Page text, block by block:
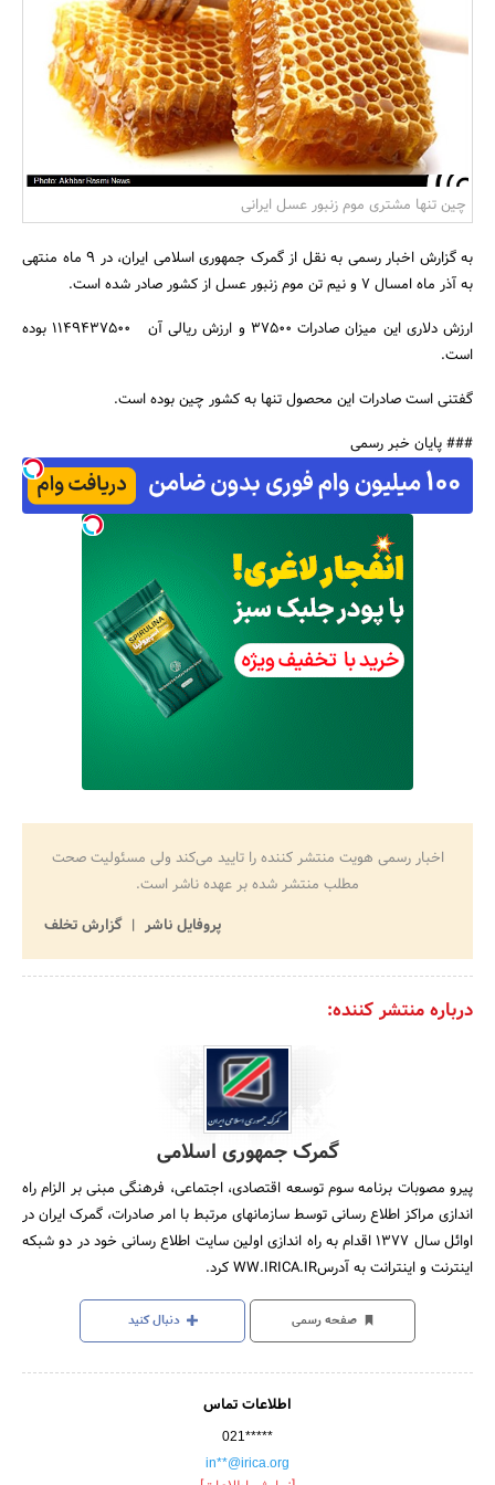
بانک، بیمه و سرمایه
مسکن و ساختمان
جستجو
چین تنها مشتری موم زنبور عسل ایرانی
به گزارش اخبار رسمی به نقل از گمرک جمهوری اسلامی ایران، در 9 ماه منتهی
به آذر ماه امسال 7 و نیم تن موم زنبور عسل از کشور صادر شده است.
ارزش دلاری این میزان صادرات 37500 و ارزش ریالی آن 1149437500 بوده
است.
گفتنی است صادرات این محصول تنها به کشور چین بوده است.
### پایان خبر رسمی
اخبار رسمی هویت منتشر کننده را تایید می‌کند ولی مسئولیت صحت
مطلب منتشر شده بر عهده ناشر است.
پروفایل ناشر
گزارش تخلف
درباره منتشر کننده:
گمرک جمهوری اسلامی
پیرو مصوبات برنامه سوم توسعه اقتصادی، اجتماعی، فرهنگی مبنی بر الزام راه
اندازی مراکز اطلاع رسانی توسط سازمانهای مرتبط با امر صادرات، گمرک ایران در
اوائل سال 1377 اقدام به راه اندازی اولین سایت اطلاع رسانی خود در دو شبکه
اینترنت و اینترانت به آدرسWW.IRICA.IR کرد.
صفحه رسمی دنبال کنید
اطلاعات تماس
021*****
in**@irica.org